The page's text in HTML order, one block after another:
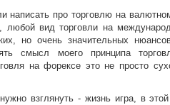
написать про торговлю на
вид торговли на
но очень значительных
смысл моего принципа
на форексе это не просто
взглянуть - жизнь игра, в